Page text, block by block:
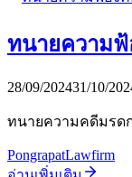
ทนายความ
28/09/202431/10/
ทนายความคดีมรด
PongrapatLawfirm